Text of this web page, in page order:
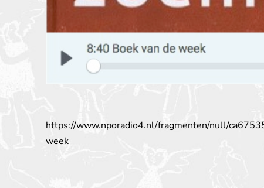
https://www.nporadio4.nl/fragmenten/null/
week